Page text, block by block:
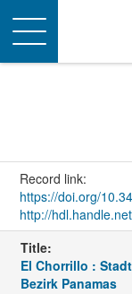
Toggle
navigation
Record link:
https://doi.org/
http://
Title:
El Chorrillo :
Bezirk Panamas